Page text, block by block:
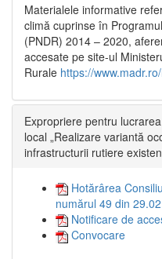
Materialele informative
climă cuprinse în
(PNDR) 2014 – 2020,
accesate pe site-ul
Rurale https://
Expropriere pentru
local „Realizare variantă
infrastructurii rutiere
Hotărârea
numărul 49 din
Notificare de
Convocare